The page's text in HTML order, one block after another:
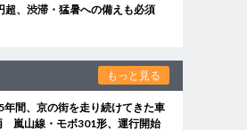
超、渋滞・猛暑への備えも必須
もっと見る
年間、京の街を走り続けてきた車
嵐山線・モボ301形、運行開始